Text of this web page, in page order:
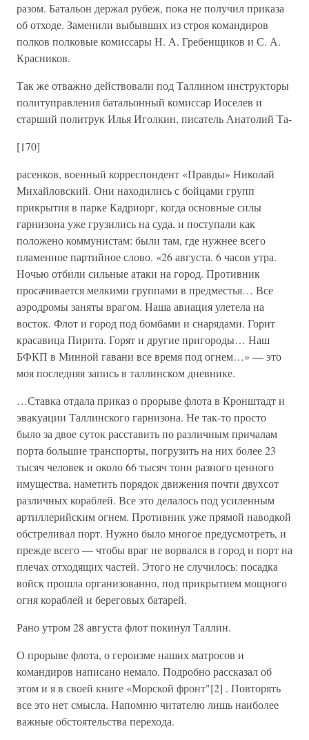
разом. Батальон держал рубеж, пока не получил приказа
об отходе. Заменили выбывших из строя командиров
полков полковые комиссары Н. А. Гребенщиков и С. А.
Красников.
Так же отважно действовали под Таллином инструкторы
политуправления батальонный комиссар Иоселев и
старший политрук Илья Иголкин, писатель Анатолий Та-
[170]
расенков, военный корреспондент «Правды» Николай
Михайловский. Они находились с бойцами групп
прикрытия в парке Кадриорг, когда основные силы
гарнизона уже грузились на суда, и поступали как
положено коммунистам: были там, где нужнее всего
пламенное партийное слово. «26 августа. 6 часов утра.
Ночью отбили сильные атаки на город. Противник
просачивается мелкими группами в предместья… Все
аэродромы заняты врагом. Наша авиация улетела на
восток. Флот и город под бомбами и снарядами. Горит
красавица Пирита. Горят и другие пригороды… Наш
БФКП в Минной гавани все время под огнем…» — это
моя последняя запись в таллинском дневнике.
…Ставка отдала приказ о прорыве флота в Кронштадт и
эвакуации Таллинского гарнизона. Не так-то просто
было за двое суток расставить по различным причалам
порта большие транспорты, погрузить на них более 23
тысяч человек и около 66 тысяч тонн разного ценного
имущества, наметить порядок движения почти двухсот
различных кораблей. Все это делалось под усиленным
артиллерийским огнем. Противник уже прямой наводкой
обстреливал порт. Нужно было многое предусмотреть, и
прежде всего — чтобы враг не ворвался в город и порт на
плечах отходящих частей. Этого не случилось: посадка
войск прошла организованно, под прикрытием мощного
огня кораблей и береговых батарей.
Рано утром 28 августа флот покинул Таллин.
О прорыве флота, о героизме наших матросов и
командиров написано немало. Подробно рассказал об
этом и я в своей книге «Морской фронт"[2] . Повторять
все это нет смысла. Напомню читателю лишь наиболее
важные обстоятельства перехода.